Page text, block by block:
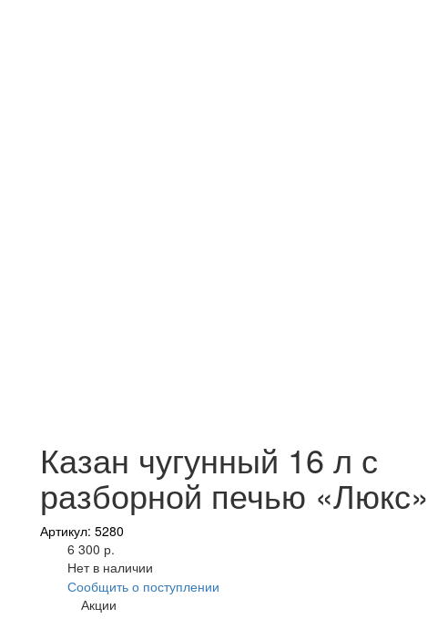
Казан чугунный 16 л с
разборной печью «Люкс»
Артикул: 5280
6 300 р.
Нет в наличии
Сообщить о поступлении
Акции